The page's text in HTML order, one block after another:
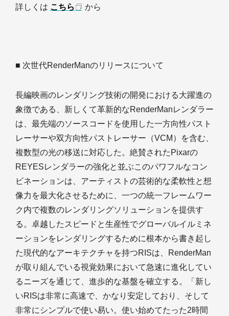
詳しくは こちら から
■ 次世代RenderManのリリースについて
長編映画のレンダリング技術の開発における大躍進の
象徴である、新しくて革新的なRenderManレンダラー
は、最先端のソースコードを使用した一方向性パスト
レーサーや双方向性パストレーサー（VCM）を含む、
複数型の光の移送に対応した。絶賛されたPixarの
REYESレンダラーの強化と並ぶこのパワフルなコン
ビネーションは、アーティストの芸術的な柔軟性と想
像力を最大化させるために、一つの統一フレームワー
ク内で複数のレンダリングソリューションを提供す
る。卓越したスピードと生産性でグローバルイルミネ
ーションをレンダリングするために根本から書き起し
た現代的なアーキテクチャを持つRISは、RenderMan
が取り組んでいる視覚効果において急速に進化してい
るニーズを通じて、進歩的な基盤を確立する。「新し
いRISは非常に高速で、かなり安定しており、そして
非常にシンプルで使い易い。使い始めてたった2時間